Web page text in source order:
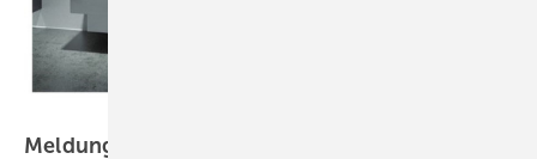
Meldungen für die